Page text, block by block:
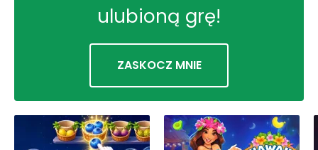
ulubioną grę!
ZASKOCZ MNIE